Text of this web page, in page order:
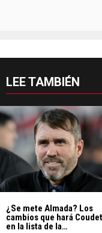
LEE TAMBIÉN
¿Se mete Almada? Los
cambios que hará Coudet
en la lista de la